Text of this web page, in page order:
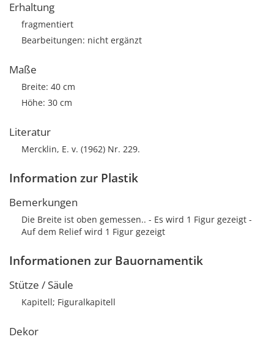
Erhaltung
fragmentiert
Bearbeitungen: nicht ergänzt
Maße
Breite: 40 cm
Höhe: 30 cm
Literatur
Mercklin, E. v. (1962) Nr. 229.
Information zur Plastik
Bemerkungen
Die Breite ist oben gemessen.. - Es wird 1 Figur gezeigt -
Auf dem Relief wird 1 Figur gezeigt
Informationen zur Bauornamentik
Stütze / Säule
Kapitell; Figuralkapitell
Dekor